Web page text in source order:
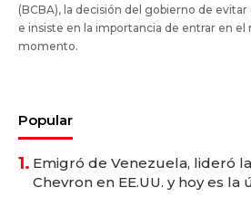
(BCBA), la decisión del gobierno de
e insiste en la importancia de entrar en el
momento.
Popular
1. Emigró de Venezuela, lideró
Chevron en EE.UU. y hoy es la